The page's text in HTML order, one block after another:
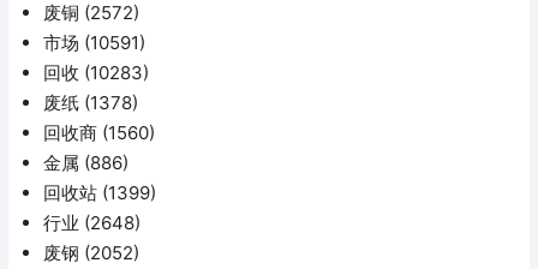
废铜 (2572)
市场 (10591)
回收 (10283)
废纸 (1378)
回收商 (1560)
金属 (886)
回收站 (1399)
行业 (2648)
废钢 (2052)